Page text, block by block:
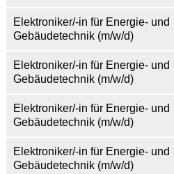
Elektroniker/-in für Energie- und
Gebäudetechnik (m/w/d)
Elektroniker/-in für Energie- und
Gebäudetechnik (m/w/d)
Elektroniker/-in für Energie- und
Gebäudetechnik (m/w/d)
Elektroniker/-in für Energie- und
Gebäudetechnik (m/w/d)